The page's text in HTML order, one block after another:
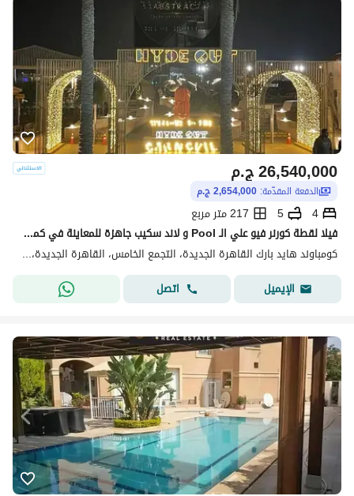
ج.م26,540,000
الدفعة المقدّمة: 2,654,000 ج.م
4
5
217 متر مربع
فيلا لقطة كورنر فيو علي الـ Pool و لاند سكيب جاهزة للمعاينة في كمبوند هايد بارك القاهرة الجديدة علي شارع التسعين الجنوبي قريبة من الجامعة الامريكية
كومباوند هايد بارك القاهرة الجديدة، التجمع الخامس، القاهرة الجديدة، القاهرة
الإيميل
اتصل